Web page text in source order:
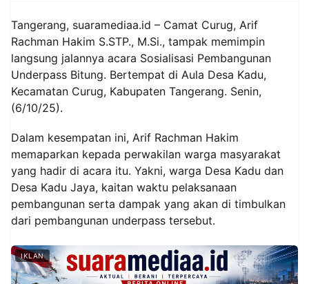
Tangerang, suaramediaa.id – Camat Curug, Arif
Rachman Hakim S.STP., M.Si., tampak memimpin
langsung jalannya acara Sosialisasi Pembangunan
Underpass Bitung. Bertempat di Aula Desa Kadu,
Kecamatan Curug, Kabupaten Tangerang. Senin,
(6/10/25).
Dalam kesempatan ini, Arif Rachman Hakim
memaparkan kepada perwakilan warga masyarakat
yang hadir di acara itu. Yakni, warga Desa Kadu dan
Desa Kadu Jaya, kaitan waktu pelaksanaan
pembangunan serta dampak yang akan di timbulkan
dari pembangunan underpass tersebut.
IKLAN